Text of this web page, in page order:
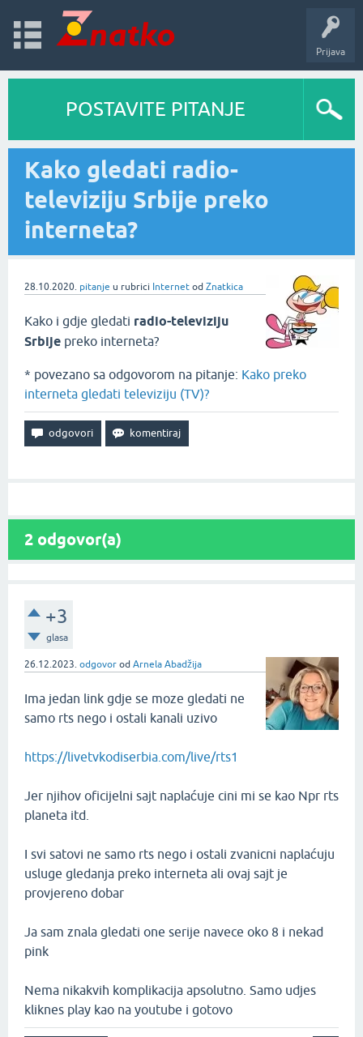
Prijava
POSTAVITE PITANJE
Kako gledati radio-
televiziju Srbije preko
interneta?
28.10.2020. pitanje u rubrici Internet od Znatkica
Kako i gdje gledati radio-televiziju
Srbije preko interneta?
* povezano sa odgovorom na pitanje: Kako preko
interneta gledati televiziju (TV)?
2 odgovor(a)
+3
glasa
26.12.2023. odgovor od Arnela Abadžija
Ima jedan link gdje se moze gledati ne
samo rts nego i ostali kanali uzivo
https://livetvkodiserbia.com/live/rts1
Jer njihov oficijelni sajt naplaćuje cini mi se kao Npr rts
planeta itd.
I svi satovi ne samo rts nego i ostali zvanicni naplaćuju
usluge gledanja preko interneta ali ovaj sajt je
provjereno dobar
Ja sam znala gledati one serije navece oko 8 i nekad
pink
Nema nikakvih komplikacija apsolutno. Samo udjes
kliknes play kao na youtube i gotovo